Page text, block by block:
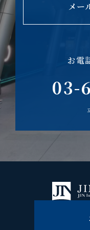
メー
お電
03-